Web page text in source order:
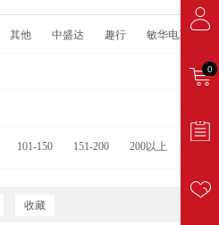
其他 中盛达 趣行 敏华电工
101-150 151-200 200以上
收藏
0